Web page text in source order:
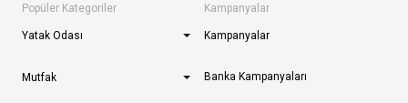
Popüler Kategoriler
Yatak Odası
Mutfak
Kampanyalar
Kampanyalar
Banka Kampanyaları